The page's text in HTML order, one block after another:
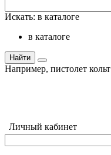
Искать: в каталоге
в каталоге
Найти
Например, пистолет кольт
Личный кабинет